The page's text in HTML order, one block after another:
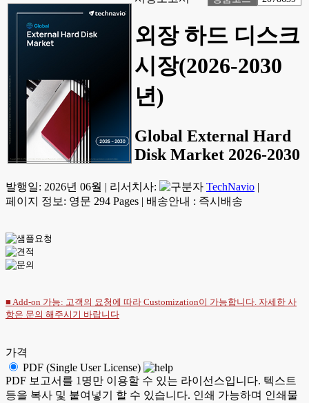
외장 하드 디스크
시장(2026-2030
년)
Global External Hard
Disk Market 2026-2030
발행일: 2026년 06월 | 리서치사: TechNavio |
페이지 정보: 영문 294 Pages | 배송안내 : 즉시배송
■ Add-on 가능: 고객의 요청에 따라 Customization이 가능합니다. 자세한 사
항은 문의 해주시기 바랍니다
가격
PDF (Single User License)
PDF 보고서를 1명만 이용할 수 있는 라이선스입니다. 텍스트
등을 복사 및 붙여넣기 할 수 있습니다. 인쇄 가능하며 인쇄물